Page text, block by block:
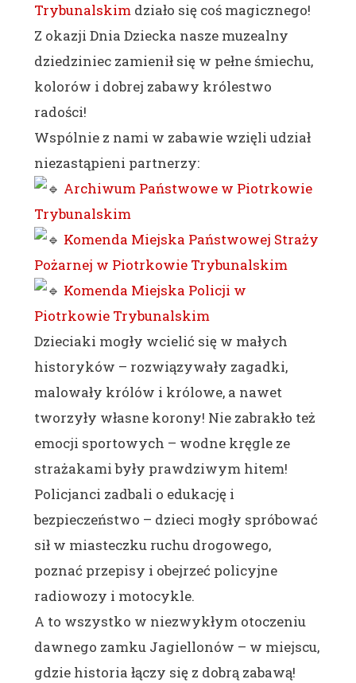
Trybunalskimdziało się coś magicznego!
Z okazji Dnia Dziecka nasze muzealny
dziedziniec zamienił się w pełne śmiechu,
kolorów i dobrej zabawy królestwo
radości!
Wspólnie z nami w zabawie wzięli udział
niezastąpieni partnerzy:
Archiwum Państwowe w Piotrkowie
Trybunalskim
Komenda Miejska Państwowej Straży
Pożarnej w Piotrkowie Trybunalskim
Komenda Miejska Policji w
Piotrkowie Trybunalskim
Dzieciaki mogły wcielić się w małych
historyków – rozwiązywały zagadki,
malowały królów i królowe, a nawet
tworzyły własne korony! Nie zabrakło też
emocji sportowych – wodne kręgle ze
strażakami były prawdziwym hitem!
Policjanci zadbali o edukację i
bezpieczeństwo – dzieci mogły spróbować
sił w miasteczku ruchu drogowego,
poznać przepisy i obejrzeć policyjne
radiowozy i motocykle.
A to wszystko w niezwykłym otoczeniu
dawnego zamku Jagiellonów – w miejscu,
gdzie historia łączy się z dobrą zabawą!